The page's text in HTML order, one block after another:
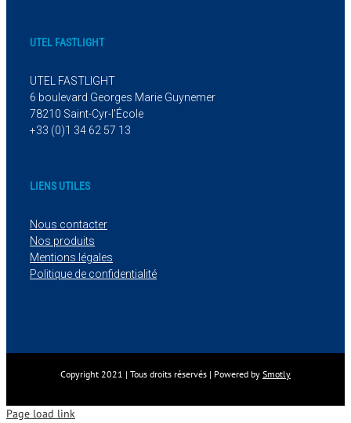
UTEL FASTLIGHT
UTEL FASTLIGHT
6 boulevard Georges Marie Guynemer
78210 Saint-Cyr-l’École
+33 (0)1 34 62 57 13
LIENS UTILES
Nous contacter
Nos produits
Mentions légales
Politique de confidentialité
Copyright 2021 | Tous droits réservés | Powered by Smotly
Page load link